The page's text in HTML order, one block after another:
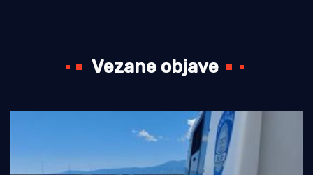
Vezane objave